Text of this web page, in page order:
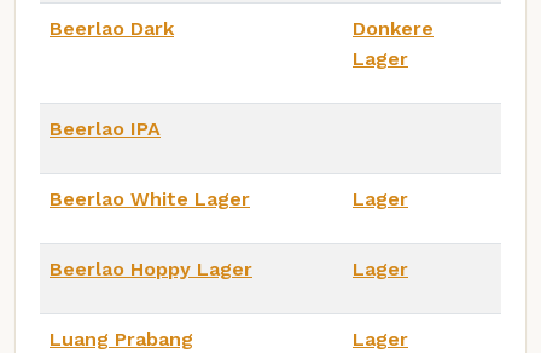
Beerlao Dark
Donkere
Lager
Beerlao IPA
Beerlao White Lager Lager
Beerlao Hoppy Lager Lager
Luang Prabang Lager